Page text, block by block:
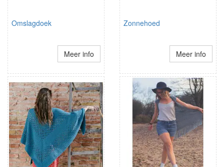
Omslagdoek
Meer info
Zonnehoed
Meer info